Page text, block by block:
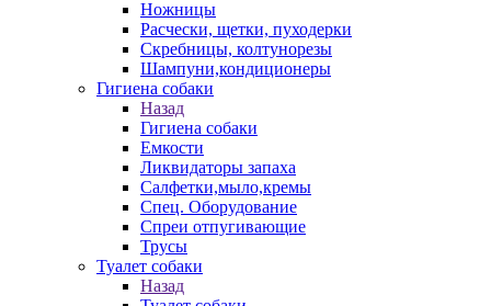
Ножницы
Расчески, щетки, пуходерки
Скребницы, колтунорезы
Шампуни,кондиционеры
Гигиена собаки
Назад
Гигиена собаки
Емкости
Ликвидаторы запаха
Салфетки,мыло,кремы
Спец. Оборудование
Спреи отпугивающие
Трусы
Туалет собаки
Назад